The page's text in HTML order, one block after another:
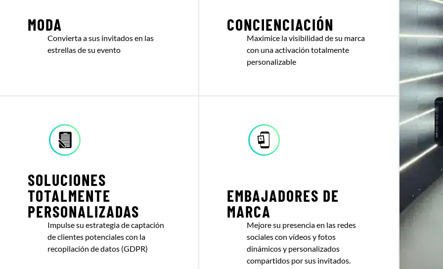
MODA
Convierta a sus invitados en las
estrellas de su evento
CONCIENCIACIÓN
Maximice la visibilidad de su marca
con una activación totalmente
personalizable
SOLUCIONES
TOTALMENTE
PERSONALIZADAS
Impulse su estrategia de captación
de clientes potenciales con la
recopilación de datos (GDPR)
EMBAJADORES DE
MARCA
Mejore su presencia en las redes
sociales con vídeos y fotos
dinámicos y personalizados
compartidos por sus invitados.